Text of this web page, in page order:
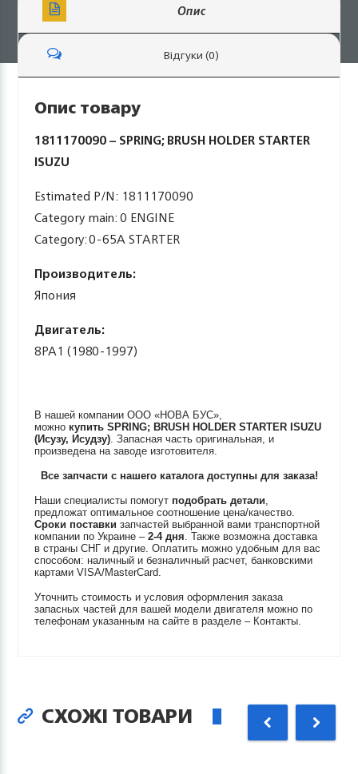
Опис
Відгуки (0)
Опис товару
1811170090 – SPRING; BRUSH HOLDER STARTER
ISUZU
Estimated P/N: 1811170090
Category main: 0 ENGINE
Category: 0-65A STARTER
Производитель:
Япония
Двигатель:
8PA1 (1980-1997)
В нашей компании ООО «НОВА БУС»,
можно купитьSPRING; BRUSH HOLDER STARTER ISUZU
(Исузу, Исудзу). Запасная часть оригинальная, и
произведена на заводе изготовителя.
Все запчасти с нашего каталога доступны для заказа!
Наши специалисты помогут подобрать детали,
предложат оптимальное соотношение цена/качество.
Сроки поставки запчастей выбранной вами транспортной
компании по Украине –2-4 дня. Также возможна доставка
в страны СНГ и другие. Оплатить можно удобным для вас
способом: наличный и безналичный расчет, банковскими
картами VISA/MasterCard.
Уточнить стоимость и условия оформления заказа
запасных частей для вашей модели двигателя можно по
телефонам указанным на сайте в разделе – Контакты.
СХОЖІ ТОВАРИ